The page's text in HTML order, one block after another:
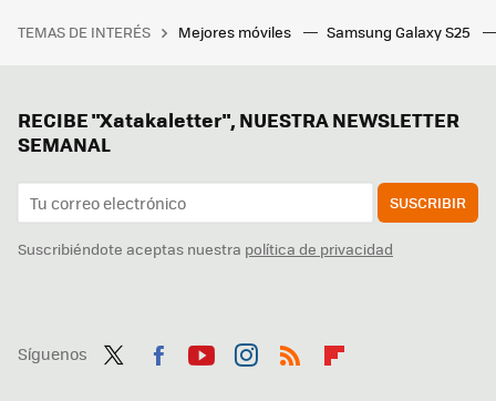
TEMAS DE INTERÉS Mejores móviles Samsung Galaxy S25
RECIBE "Xatakaletter", NUESTRA NEWSLETTER
SEMANAL
SUSCRIBIR
Suscribiéndote aceptas nuestra política de privacidad
Síguenos